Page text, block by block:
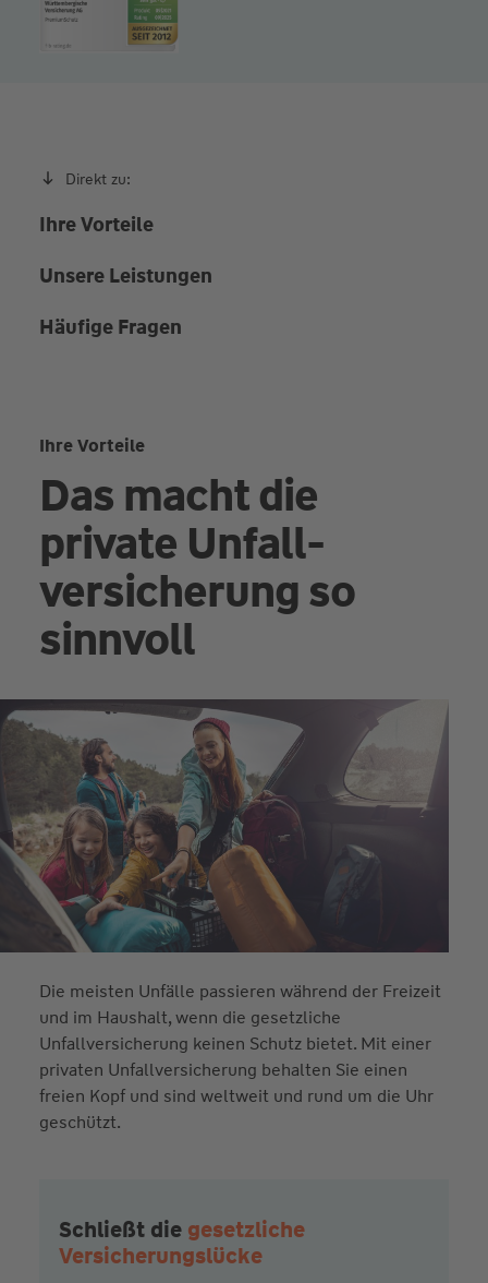
Direkt zu:
Ihre Vorteile
Unsere Leistungen
Häufige Fragen
Schließt die gesetzliche
Versicherungslücke